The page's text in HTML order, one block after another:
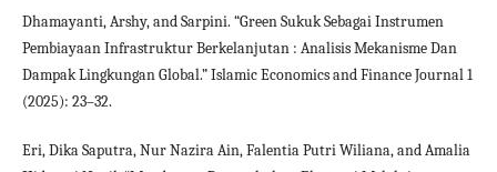
Dhamayanti, Arshy, and Sarpini. “Green Sukuk Sebagai Instrumen
Pembiayaan Infrastruktur Berkelanjutan : Analisis Mekanisme Dan
Dampak Lingkungan Global.” Islamic Economics and Finance Journal 1
(2025): 23–32.
Eri, Dika Saputra, Nur Nazira Ain, Falentia Putri Wiliana, and Amalia